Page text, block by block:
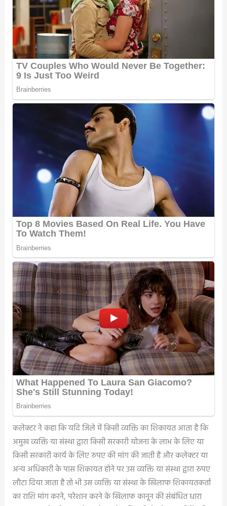
कलेक्टर ने कहा कि यदि जिले में किसी व्यक्ति का शिकायत आता है कि
अमुख व्यक्ति या संस्था द्वारा किसी सरकारी योजना के लाभ के लिए या
किसी सरकारी कार्य के लिए रुपए की मांग की जाती है और कलेक्टर या
अन्य अधिकारी के पास शिकायत होने पर उस व्यक्ति या संस्था द्वारा रुपए
लौटा दिया जाता है तो भी उस व्यक्ति या संस्था के खिलाफ शिकायतकर्ता
का राशि मांग करने, परेशान करने के खिलाफ कानून की संबंधित धारा